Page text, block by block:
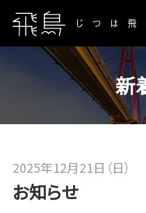
新
お知らせ
2025年12月21日（日）